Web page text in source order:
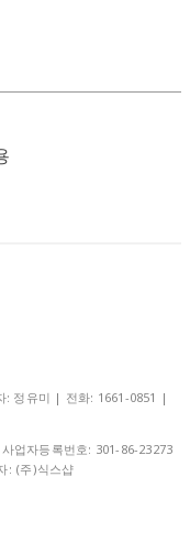
: 정유미 | 전화: 1661-0851 |
업자등록번호: 301-86-23273
: (주)식스샵